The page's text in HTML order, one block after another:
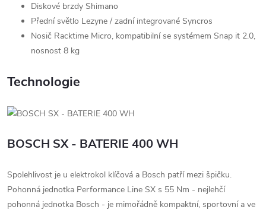
Diskové brzdy Shimano
Přední světlo Lezyne / zadní integrované Syncros
Nosič Racktime Micro, kompatibilní se systémem Snap it 2.0,
nosnost 8 kg
Technologie
BOSCH SX - BATERIE 400 WH
Spolehlivost je u elektrokol klíčová a Bosch patří mezi špičku.
Pohonná jednotka Performance Line SX s 55 Nm - nejlehčí
pohonná jednotka Bosch - je mimořádně kompaktní, sportovní a ve